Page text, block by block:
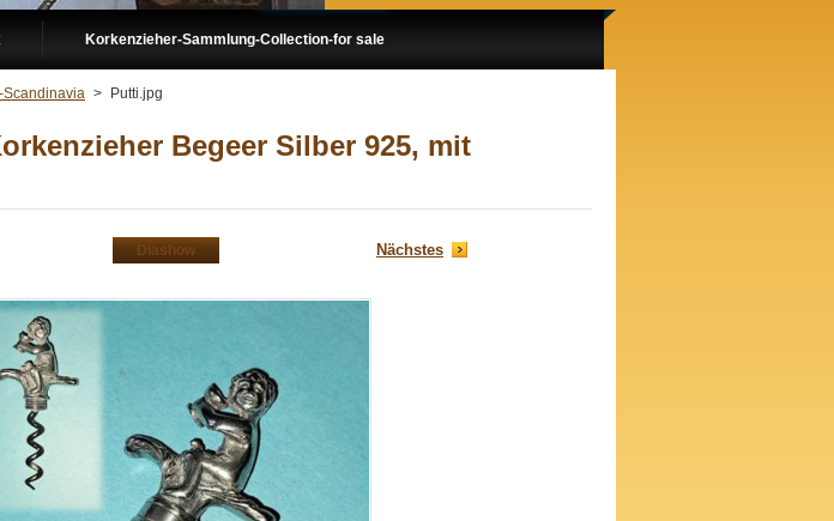
Korkenzieher-Sammlung-Collection-for sale
Scandinavia > Putti.jpg
Begeer Silber 925, mit
Diashow Nächstes